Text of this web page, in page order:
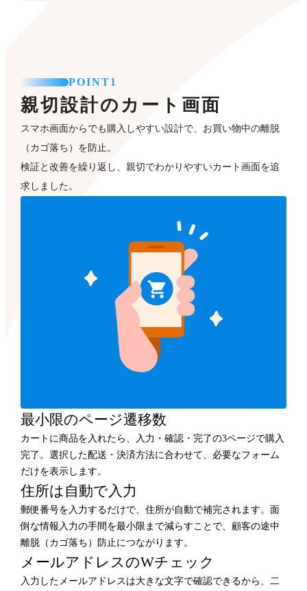
POINT1
親切設計のカート画面
スマホ画面からでも購入しやすい設計で、お買い物中の離脱
（カゴ落ち）を防止。
検証と改善を繰り返し、親切でわかりやすいカート画面を追
求しました。
最小限のページ遷移数
カートに商品を入れたら、入力・確認・完了の3ページで購入
完了。選択した配送・決済方法に合わせて、必要なフォーム
だけを表示します。
住所は自動で入力
郵便番号を入力するだけで、住所が自動で補完されます。面
倒な情報入力の手間を最小限まで減らすことで、顧客の途中
離脱（カゴ落ち）防止につながります。
メールアドレスのWチェック
入力したメールアドレスは大きな文字で確認できるから、二